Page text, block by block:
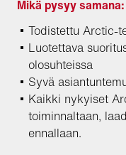
Mikä pysyy samana:
Todistettu Arctic-
Luotettava
olosuhteissa
Syvä
Kaikki nykyiset
toiminnaltaan,
ennallaan.